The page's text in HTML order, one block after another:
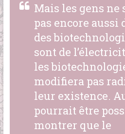
Mais les gens ne
pas encore aussi
des
sont de
les
modifiera pas
leur existence.
pourrait être
montrer que le